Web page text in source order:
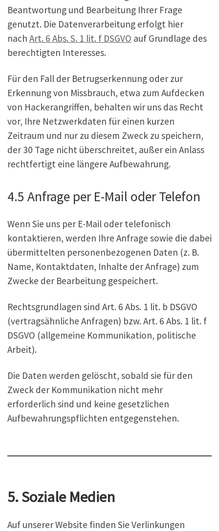
Beantwortung und Bearbeitung Ihrer Frage
genutzt. Die Datenverarbeitung erfolgt hier
nach Art. 6 Abs. S. 1 lit. f DSGVO auf Grundlage des
berechtigten Interesses.
Für den Fall der Betrugserkennung oder zur
Erkennung von Missbrauch, etwa zum Aufdecken
von Hackerangriffen, behalten wir uns das Recht
vor, Ihre Netzwerkdaten für einen kurzen
Zeitraum und nur zu diesem Zweck zu speichern,
der 30 Tage nicht überschreitet, außer ein Anlass
rechtfertigt eine längere Aufbewahrung.
4.5 Anfrage per E-Mail oder Telefon
Wenn Sie uns per E-Mail oder telefonisch
kontaktieren, werden Ihre Anfrage sowie die dabei
übermittelten personenbezogenen Daten (z. B.
Name, Kontaktdaten, Inhalte der Anfrage) zum
Zwecke der Bearbeitung gespeichert.
Rechtsgrundlagen sind Art. 6 Abs. 1 lit. b DSGVO
(vertragsähnliche Anfragen) bzw. Art. 6 Abs. 1 lit. f
DSGVO (allgemeine Kommunikation, politische
Arbeit).
Die Daten werden gelöscht, sobald sie für den
Zweck der Kommunikation nicht mehr
erforderlich sind und keine gesetzlichen
Aufbewahrungspflichten entgegenstehen.
5. Soziale Medien
Auf unserer Website finden Sie Verlinkungen